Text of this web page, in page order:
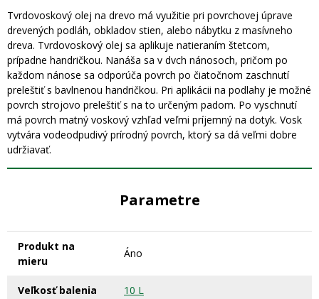
Tvrdovoskový olej na drevo má využitie pri povrchovej úprave
drevených podláh, obkladov stien, alebo nábytku z masívneho
dreva. Tvrdovoskový olej sa aplikuje natieraním štetcom,
prípadne handričkou. Nanáša sa v dvch nánosoch, pričom po
každom nánose sa odporúča povrch po čiatočnom zaschnutí
preleštiť s bavlnenou handričkou. Pri aplikácii na podlahy je možné
povrch strojovo preleštiť s na to určeným padom. Po vyschnutí
má povrch matný voskový vzhľad veľmi príjemný na dotyk. Vosk
vytvára vodeodpudivý prírodný povrch, ktorý sa dá veľmi dobre
udržiavať.
Parametre
Produkt na
mieru
Áno
Veľkosť balenia 10 L